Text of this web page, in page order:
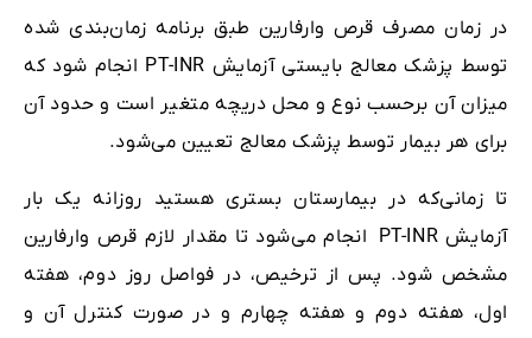
در زمان مصرف قرص وارفارین طبق برنامه زمان‌بندی شده
توسط پزشک معالج بایستی آزمایش PT-INR انجام شود که
میزان آن برحسب نوع و محل دریچه متغیر است و حدود آن
برای هر بیمار توسط پزشک معالج تعیین می‌شود.
تا زمانی‌که در بیمارستان بستری هستید روزانه یک بار
آزمایش PT-INR انجام می‌شود تا مقدار لازم قرص وارفارین
مشخص شود. پس از ترخیص، در فواصل روز دوم، هفته
اول، هفته دوم و هفته چهارم و در صورت کنترل آن و